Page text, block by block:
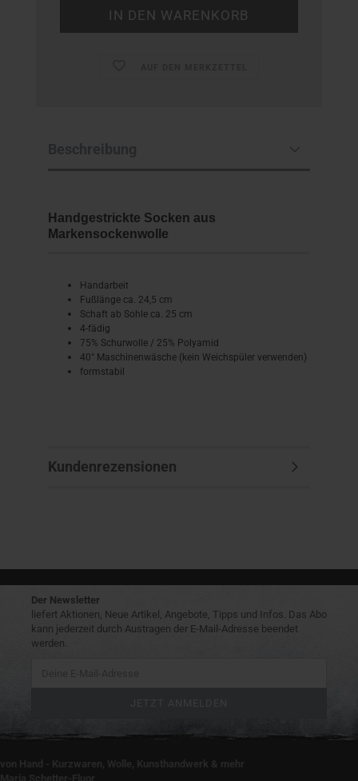
Handgestrickte Socken aus
Markensockenwolle
Handarbeit
Fußlänge ca. 24,5 cm
Schaft ab Sohle ca. 25 cm
4-fädig
75% Schurwolle / 25% Polyamid
40° Maschinenwäsche (kein Weichspüler verwenden)
formstabil
Kundenrezensionen
Der Newsletter
liefert Aktionen, Neue Artikel, Angebote, Tipps und Infos. Das Abo
kann jederzeit durch Austragen der E-Mail-Adresse beendet
werden.